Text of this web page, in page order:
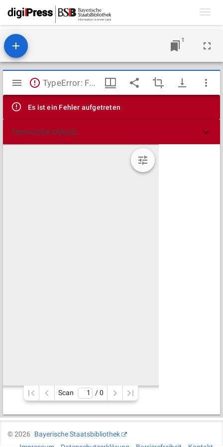
1
Mirador
Viewer
TypeError: Failed to fetch
Es ist ein Fehler aufgetreten
Technische Details
Scan / 0
©2026
Bayerische Staatsbibliothek